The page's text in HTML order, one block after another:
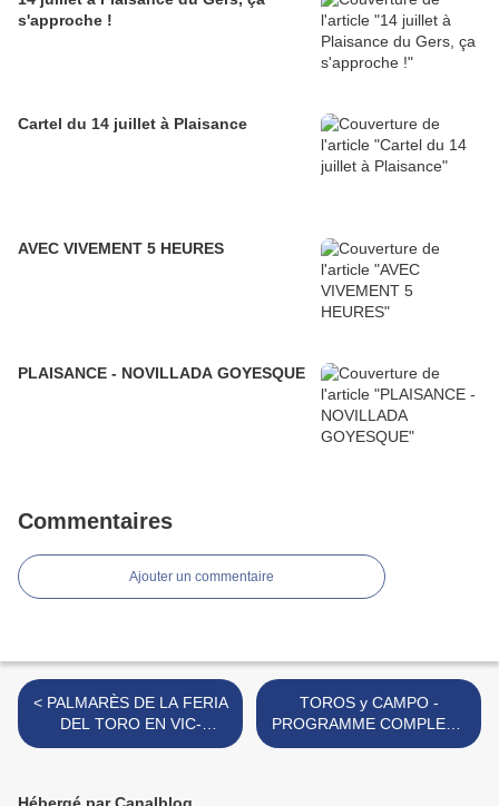
s'approche !
Cartel du 14 juillet à Plaisance
AVEC VIVEMENT 5 HEURES
PLAISANCE - NOVILLADA GOYESQUE
Commentaires
Ajouter un commentaire
< PALMARÈS DE LA FERIA
DEL TORO EN VIC-
FEZENSAC 2019
TOROS y CAMPO -
PROGRAMME COMPLET -
Boujan acte V >